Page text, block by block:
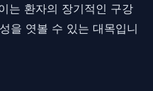
는 환자의 장기적인 구강
을 엿볼 수 있는 대목입니